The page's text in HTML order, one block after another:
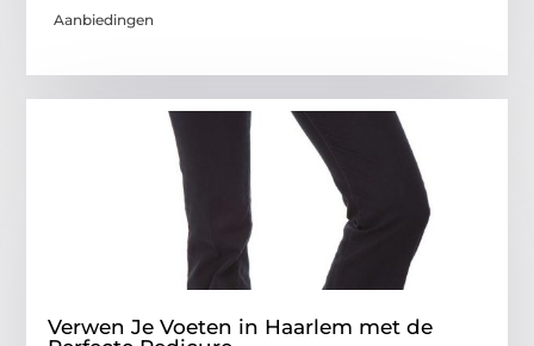
Aanbiedingen
Verwen Je Voeten in Haarlem met de